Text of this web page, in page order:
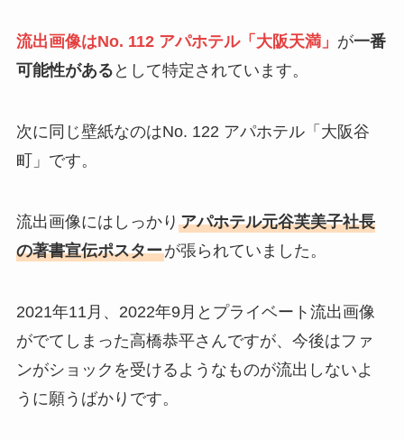
流出画像はNo. 112 アパホテル「大阪天満」 が一番
可能性がある として特定されています。
次に同じ壁紙なのはNo. 122 アパホテル「大阪谷
町」です。
流出画像にはしっかり アパホテル元谷芙美子社長
の著書宣伝ポスターが張られていました。
2021年11月、2022年9月とプライベート流出画像
がでてしまった高橋恭平さんですが、今後はファ
ンがショックを受けるようなものが流出しないよ
うに願うばかりです。